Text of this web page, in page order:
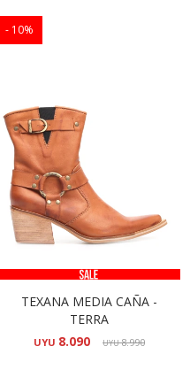
10
TEXANA MEDIA CAÑA -
TERRA
UYU 8.090 UYU8.990